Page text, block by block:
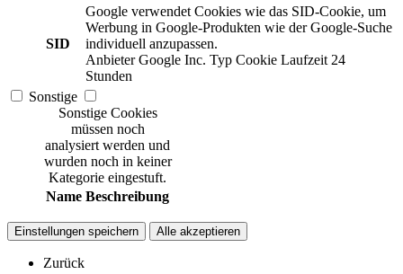
SID
Google verwendet Cookies wie das SID-Cookie, um
Werbung in Google-Produkten wie der Google-Suche
individuell anzupassen.
Anbieter Google Inc. Typ Cookie Laufzeit 24
Stunden
Sonstige
Sonstige Cookies
müssen noch
analysiert werden und
wurden noch in keiner
Kategorie eingestuft.
Name Beschreibung
Einstellungen speichern Alle akzeptieren
Zurück